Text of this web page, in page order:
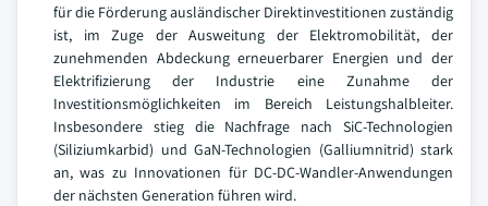
für die Förderung ausländischer Direktinvestitionen zuständig
ist, im Zuge der Ausweitung der Elektromobilität, der
zunehmenden Abdeckung erneuerbarer Energien und der
Elektrifizierung der Industrie eine Zunahme der
Investitionsmöglichkeiten im Bereich Leistungshalbleiter.
Insbesondere stieg die Nachfrage nach SiC-Technologien
(Siliziumkarbid) und GaN-Technologien (Galliumnitrid) stark
an, was zu Innovationen für DC-DC-Wandler-Anwendungen
der nächsten Generation führen wird.